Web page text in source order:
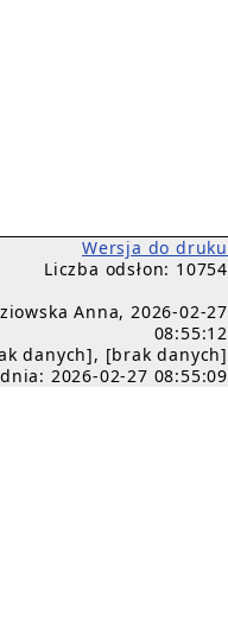
Wersja do druku
Liczba odsłon: 10754
Anna, 2026-02-27
08:55:12
danych], [brak danych]
2026-02-27 08:55:09